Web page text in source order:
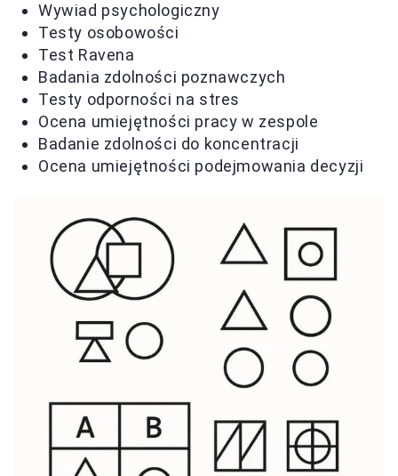
Wywiad psychologiczny
Testy osobowości
Test Ravena
Badania zdolności poznawczych
Testy odporności na stres
Ocena umiejętności pracy w zespole
Badanie zdolności do koncentracji
Ocena umiejętności podejmowania decyzji